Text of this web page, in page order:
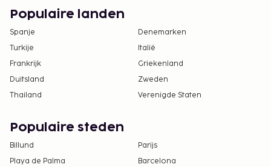
'Kosten'). De contactgegevens van de
accommodatie vind je in de
boekingsbevestiging.
Populaire landen
Spanje
Denemarken
Turkije
Italië
Frankrijk
Griekenland
Duitsland
Zweden
Thailand
Verenigde Staten
Populaire steden
Billund
Parijs
Playa de Palma
Barcelona